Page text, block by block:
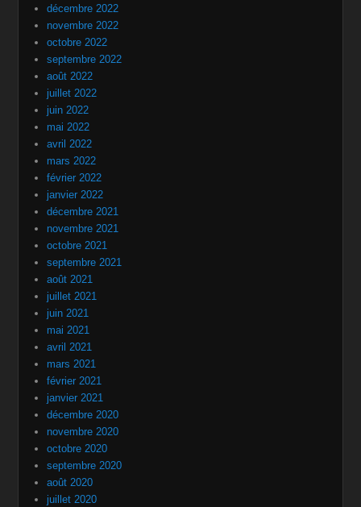
décembre 2022
novembre 2022
octobre 2022
septembre 2022
août 2022
juillet 2022
juin 2022
mai 2022
avril 2022
mars 2022
février 2022
janvier 2022
décembre 2021
novembre 2021
octobre 2021
septembre 2021
août 2021
juillet 2021
juin 2021
mai 2021
avril 2021
mars 2021
février 2021
janvier 2021
décembre 2020
novembre 2020
octobre 2020
septembre 2020
août 2020
juillet 2020